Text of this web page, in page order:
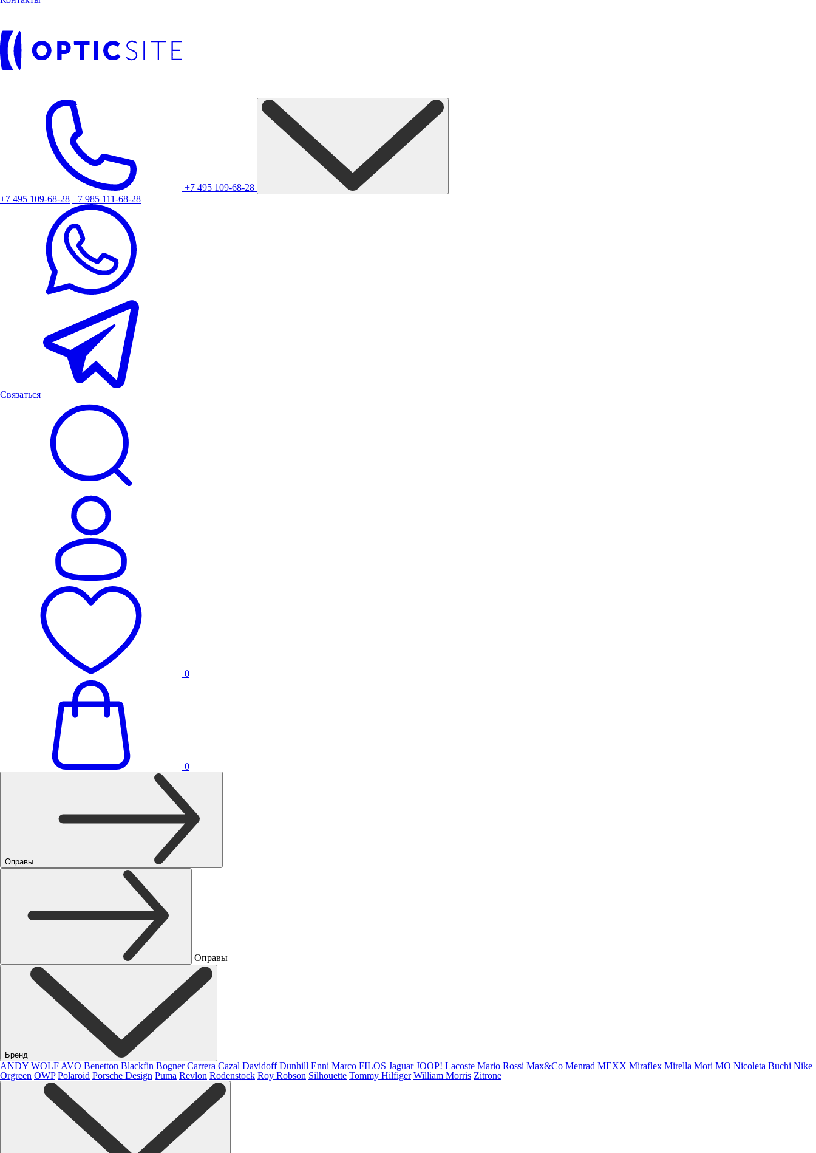
+7 495 109-68-28
+7 495 109-68-28 +7 985 111-68-28
Связаться
0
0
Оправы
Оправы
Бренд
ANDY WOLF AVO Benetton Blackfin Bogner Carrera Cazal Davidoff Dunhill Enni Marco FILOS Jaguar JOOP! Lacoste Mario Rossi Max&Co Menrad MEXX Miraflex Mirella Mori MO Nicoleta Buchi Nike
Orgreen OWP Polaroid Porsche Design Puma Revlon Rodenstock Roy Robson Silhouette Tommy Hilfiger William Morris Zitrone